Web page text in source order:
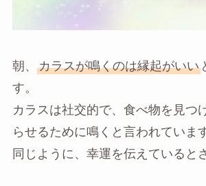
朝、 カラスが鳴くのは縁起がいい
す。
カラスは社交的で、食べ物を見つ
らせるために鳴くと言われていま
同じように、幸運を伝えていると